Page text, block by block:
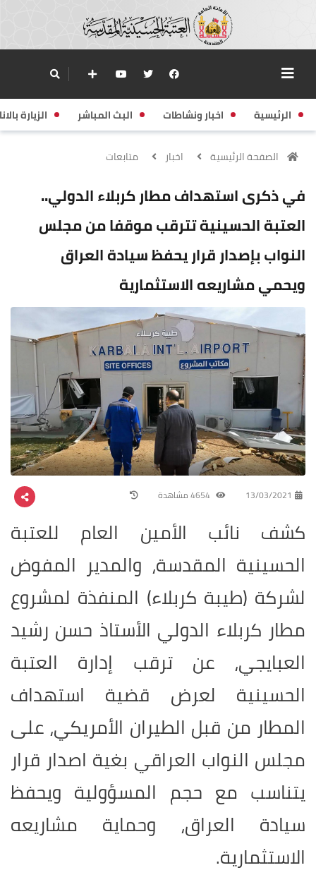
الرئيسية اخبار ونشاطات البث المباشر الزيارة
الصفحة الرئيسية اخبار متابعات
في ذكرى استهداف مطار كربلاء الدولي..
العتبة الحسينية تترقب موقفا من مجلس
النواب بإصدار قرار يحفظ سيادة العراق
ويحمي مشاريعه الاستثمارية
13/03/2021
كشف نائب الأمين العام للعتبة
الحسينية المقدسة، والمدير المفوض
لشركة (طيبة كربلاء) المنفذة لمشروع
مطار كربلاء الدولي الأستاذ حسن رشيد
العبايجي، عن ترقب إدارة العتبة
الحسينية لعرض قضية استهداف
المطار من قبل الطيران الأمريكي، على
مجلس النواب العراقي بغية اصدار قرار
يتناسب مع حجم المسؤولية ويحفظ
سيادة العراق، وحماية مشاريعه
الاستثمارية.